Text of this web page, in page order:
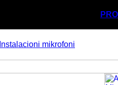
Instalacioni mikrofoni